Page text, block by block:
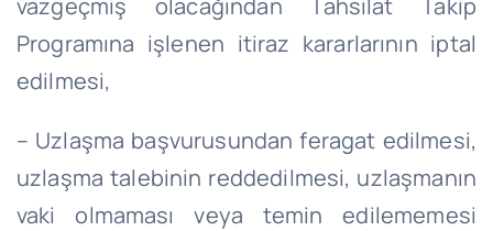
Programına işlenen itiraz kararlarının iptal
edilmesi,
– Uzlaşma başvurusundan feragat edilmesi,
uzlaşma talebinin reddedilmesi, uzlaşmanın
vaki olmaması veya temin edilememesi